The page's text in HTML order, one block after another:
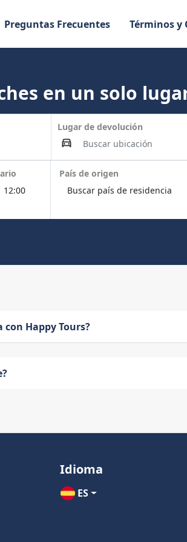
Preguntas Frecuentes Términos y
en un solo
Lugar de devolución
País de origen
Happy Tours?
Idioma
ES